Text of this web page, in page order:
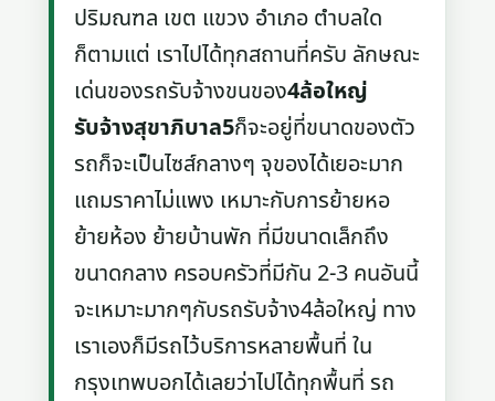
ปริมณฑล เขต แขวง อำเภอ ตำบลใด
ก็ตามแต่ เราไปได้ทุกสถานที่ครับ ลักษณะ
เด่นของรถรับจ้างขนของ4ล้อใหญ่
รับจ้างสุขาภิบาล5ก็จะอยู่ที่ขนาดของตัว
รถก็จะเป็นไซส์กลางๆ จุของได้เยอะมาก
แถมราคาไม่แพง เหมาะกับการย้ายหอ
ย้ายห้อง ย้ายบ้านพัก ที่มีขนาดเล็กถึง
ขนาดกลาง ครอบครัวที่มีกัน 2-3 คนอันนี้
จะเหมาะมากๆกับรถรับจ้าง4ล้อใหญ่ ทาง
เราเองก็มีรถไว้บริการหลายพื้นที่ ใน
กรุงเทพบอกได้เลยว่าไปได้ทุกพื้นที่ รถ